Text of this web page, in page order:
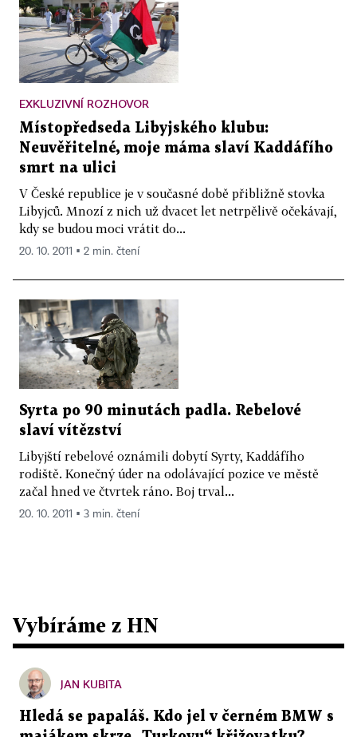
EXKLUZIVNÍ ROZHOVOR
Místopředseda Libyjského klubu:
Neuvěřitelné, moje máma slaví Kaddáfího
smrt na ulici
V České republice je v současné době přibližně stovka
Libyjců. Mnozí z nich už dvacet let netrpělivě očekávají,
kdy se budou moci vrátit do...
20. 10. 2011 ▪ 2 min. čtení
Syrta po 90 minutách padla. Rebelové
slaví vítězství
Libyjští rebelové oznámili dobytí Syrty, Kaddáfího
rodiště. Konečný úder na odolávající pozice ve městě
začal hned ve čtvrtek ráno. Boj trval...
20. 10. 2011 ▪ 3 min. čtení
Vybíráme z HN
JAN KUBITA
Hledá se papaláš. Kdo jel v černém BMW s